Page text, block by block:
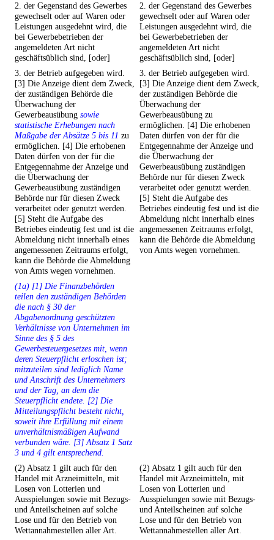
2. der Gegenstand des Gewerbes
gewechselt oder auf Waren oder
Leistungen ausgedehnt wird, die
bei Gewerbebetrieben der
angemeldeten Art nicht
geschäftsüblich sind, [oder]
2. der Gegenstand des Gewerbes
gewechselt oder auf Waren oder
Leistungen ausgedehnt wird, die
bei Gewerbebetrieben der
angemeldeten Art nicht
geschäftsüblich sind, [oder]
3. der Betrieb aufgegeben wird.
[3] Die Anzeige dient dem Zweck,
der zuständigen Behörde die
Überwachung der
Gewerbeausübung sowie
statistische Erhebungen nach
Maßgabe der Absätze 5 bis 11 zu
ermöglichen. [4] Die erhobenen
Daten dürfen von der für die
Entgegennahme der Anzeige und
die Überwachung der
Gewerbeausübung zuständigen
Behörde nur für diesen Zweck
verarbeitet oder genutzt werden.
[5] Steht die Aufgabe des
Betriebes eindeutig fest und ist die
Abmeldung nicht innerhalb eines
angemessenen Zeitraums erfolgt,
kann die Behörde die Abmeldung
von Amts wegen vornehmen.
3. der Betrieb aufgegeben wird.
[3] Die Anzeige dient dem Zweck,
der zuständigen Behörde die
Überwachung der
Gewerbeausübung zu
ermöglichen. [4] Die erhobenen
Daten dürfen von der für die
Entgegennahme der Anzeige und
die Überwachung der
Gewerbeausübung zuständigen
Behörde nur für diesen Zweck
verarbeitet oder genutzt werden.
[5] Steht die Aufgabe des
Betriebes eindeutig fest und ist die
Abmeldung nicht innerhalb eines
angemessenen Zeitraums erfolgt,
kann die Behörde die Abmeldung
von Amts wegen vornehmen.
(1a) [1] Die Finanzbehörden
teilen den zuständigen Behörden
die nach § 30 der
Abgabenordnung geschützten
Verhältnisse von Unternehmen im
Sinne des § 5 des
Gewerbesteuergesetzes mit, wenn
deren Steuerpflicht erloschen ist;
mitzuteilen sind lediglich Name
und Anschrift des Unternehmers
und der Tag, an dem die
Steuerpflicht endete. [2] Die
Mitteilungspflicht besteht nicht,
soweit ihre Erfüllung mit einem
unverhältnismäßigen Aufwand
verbunden wäre. [3] Absatz 1 Satz
3 und 4 gilt entsprechend.
(2) Absatz 1 gilt auch für den
Handel mit Arzneimitteln, mit
Losen von Lotterien und
Ausspielungen sowie mit Bezugs-
und Anteilscheinen auf solche
Lose und für den Betrieb von
Wettannahmestellen aller Art.
(2) Absatz 1 gilt auch für den
Handel mit Arzneimitteln, mit
Losen von Lotterien und
Ausspielungen sowie mit Bezugs-
und Anteilscheinen auf solche
Lose und für den Betrieb von
Wettannahmestellen aller Art.